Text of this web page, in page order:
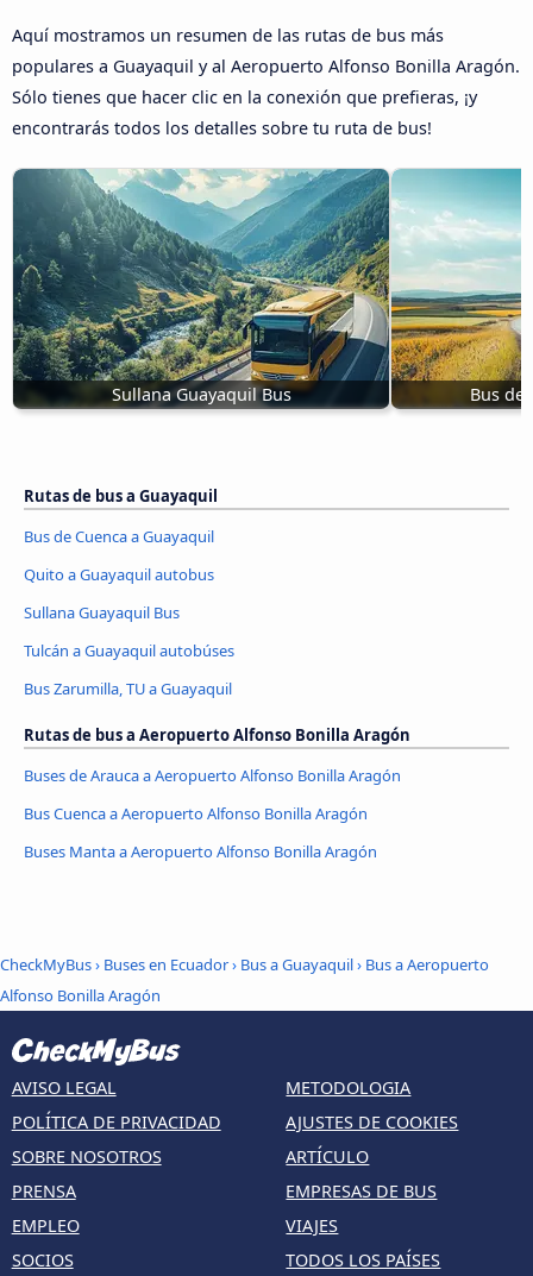
Aquí mostramos un resumen de las rutas de bus más
populares a Guayaquil y al Aeropuerto Alfonso Bonilla Aragón.
Sólo tienes que hacer clic en la conexión que prefieras, ¡y
encontrarás todos los detalles sobre tu ruta de bus!
Sullana Guayaquil Bus Bus de
Rutas de bus a Guayaquil
Bus de Cuenca a Guayaquil
Quito a Guayaquil autobus
Sullana Guayaquil Bus
Tulcán a Guayaquil autobúses
Bus Zarumilla, TU a Guayaquil
Rutas de bus a Aeropuerto Alfonso Bonilla Aragón
Buses de Arauca a Aeropuerto Alfonso Bonilla Aragón
Bus Cuenca a Aeropuerto Alfonso Bonilla Aragón
Buses Manta a Aeropuerto Alfonso Bonilla Aragón
CheckMyBus› Buses en Ecuador› Bus a Guayaquil› Bus a Aeropuerto
Alfonso Bonilla Aragón
AVISO LEGAL
POLÍTICA DE PRIVACIDAD
SOBRE NOSOTROS
PRENSA
EMPLEO
SOCIOS
METODOLOGIA
AJUSTES DE COOKIES
ARTÍCULO
EMPRESAS DE BUS
VIAJES
TODOS LOS PAÍSES